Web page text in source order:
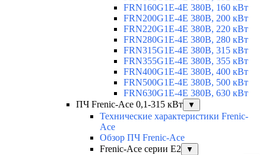
FRN160G1E-4E 380В, 160 кВт
FRN200G1E-4E 380В, 200 кВт
FRN220G1E-4E 380В, 220 кВт
FRN280G1E-4E 380В, 280 кВт
FRN315G1E-4E 380В, 315 кВт
FRN355G1E-4E 380В, 355 кВт
FRN400G1E-4E 380В, 400 кВт
FRN500G1E-4E 380В, 500 кВт
FRN630G1E-4E 380В, 630 кВт
ПЧ Frenic-Ace 0,1-315 кВт
▼
Технические характеристики Frenic-
Ace
Обзор ПЧ Frenic-Ace
Frenic-Ace серии E2
▼